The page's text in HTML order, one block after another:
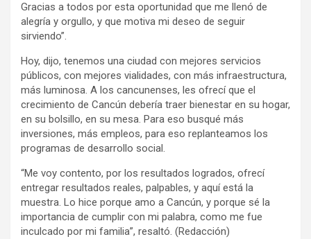
Gracias a todos por esta oportunidad que me llenó de
alegría y orgullo, y que motiva mi deseo de seguir
sirviendo”.
Hoy, dijo, tenemos una ciudad con mejores servicios
públicos, con mejores vialidades, con más infraestructura,
más luminosa. A los cancunenses, les ofrecí que el
crecimiento de Cancún debería traer bienestar en su hogar,
en su bolsillo, en su mesa. Para eso busqué más
inversiones, más empleos, para eso replanteamos los
programas de desarrollo social.
“Me voy contento, por los resultados logrados, ofrecí
entregar resultados reales, palpables, y aquí está la
muestra. Lo hice porque amo a Cancún, y porque sé la
importancia de cumplir con mi palabra, como me fue
inculcado por mi familia”, resaltó. (Redacción)